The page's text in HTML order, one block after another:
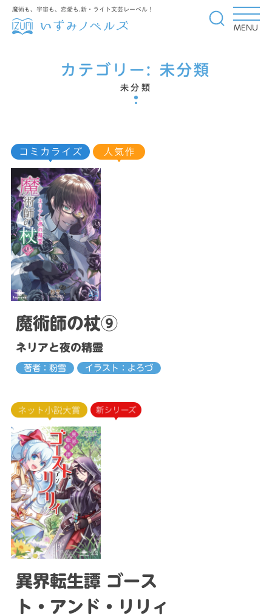
MENU
魔術も、宇宙も、恋愛も.新・ライト文芸レーベル！
カテゴリー: 未分類
未分類
魔術師の杖⑨
ネリアと夜の精霊
著者：粉雪 イラスト：よろづ
異界転生譚 ゴース
ト・アンド・リリィ